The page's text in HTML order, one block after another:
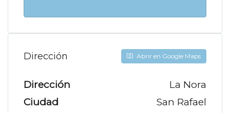
Dirección Abrir en Google Maps
Dirección
La Nora
Ciudad
San Rafael